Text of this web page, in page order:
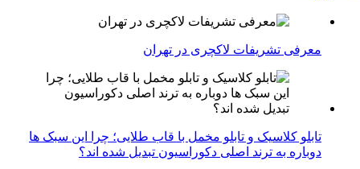
معرفی تشریفات لاکچری در تهران
تابلو کلاسیک و تابلو مخمل با قاب طلایی؛ چرا این سبک ها
دوباره به ترند اصلی دکوراسیون تبدیل شده اند؟